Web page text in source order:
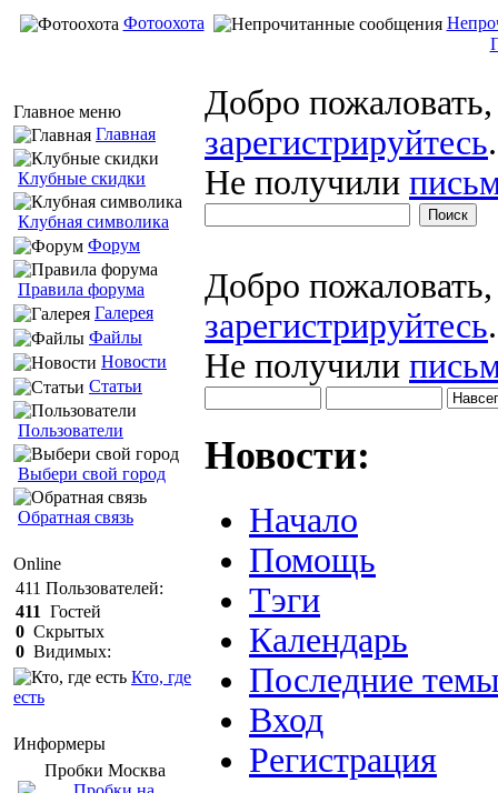
Фотоохота
Главное меню
Главная
Клубные скидки
Клубная символика
Форум
Правила форума
Галерея
Файлы
Новости
Статьи
Пользователи
Выбери свой город
Обратная связь
Online
411 Пользователей:
411 Гостей
0 Скрытых
0 Видимых:
Кто, где
есть
Информеры
Пробки Mосква
Добро
зарегистрируйтесь.
Не получили
Добро
зарегистрируйтесь.
Не получили
Новости:
Начало
Помощь
Тэги
Календарь
Последние
Вход
Регистрация